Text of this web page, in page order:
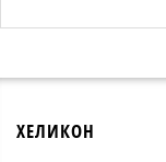
ХЕЛИКОН